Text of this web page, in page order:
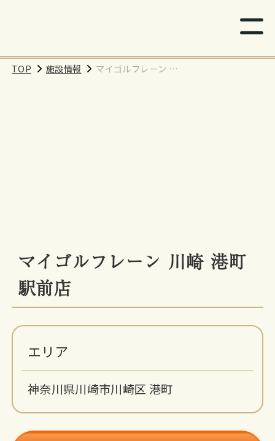
TOP 施設情報
マイゴルフレーン 川
マイゴルフレーン 川崎 港町
駅前店
エリア
神奈川県川崎市川崎区 港町